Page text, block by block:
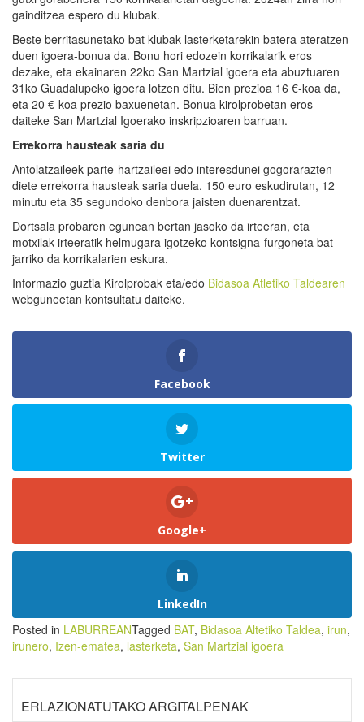
gainditzea espero du klubak.
Beste berritasunetako bat klubak lasterketarekin batera ateratzen
duen igoera-bonua da. Bonu hori edozein korrikalarik eros
dezake, eta ekainaren 22ko San Martzial igoera eta abuztuaren
31ko Guadalupeko igoera lotzen ditu. Bien prezioa 16 €-koa da,
eta 20 €-koa prezio baxuenetan. Bonua kirolprobetan eros
daiteke San Martzial Igoerako inskripzioaren barruan.
Errekorra hausteak saria du
Antolatzaileek parte-hartzaileei edo interesdunei gogorarazten
diete errekorra hausteak saria duela. 150 euro eskudirutan, 12
minutu eta 35 segundoko denbora jaisten duenarentzat.
Dortsala probaren egunean bertan jasoko da irteeran, eta
motxilak irteeratik helmugara igotzeko kontsigna-furgoneta bat
jarriko da korrikalarien eskura.
Informazio guztia Kirolprobak eta/edo Bidasoa Atletiko Taldearen
webguneetan kontsultatu daiteke.
Facebook
Twitter
Google+
LinkedIn
Posted in LABURREANTagged BAT, Bidasoa Altetiko Taldea, irun,
irunero, Izen-ematea, lasterketa, San Martzial igoera
ERLAZIONATUTAKO ARGITALPENAK